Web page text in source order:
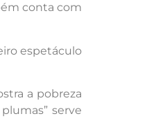
conta com
espetáculo
a pobreza
serve